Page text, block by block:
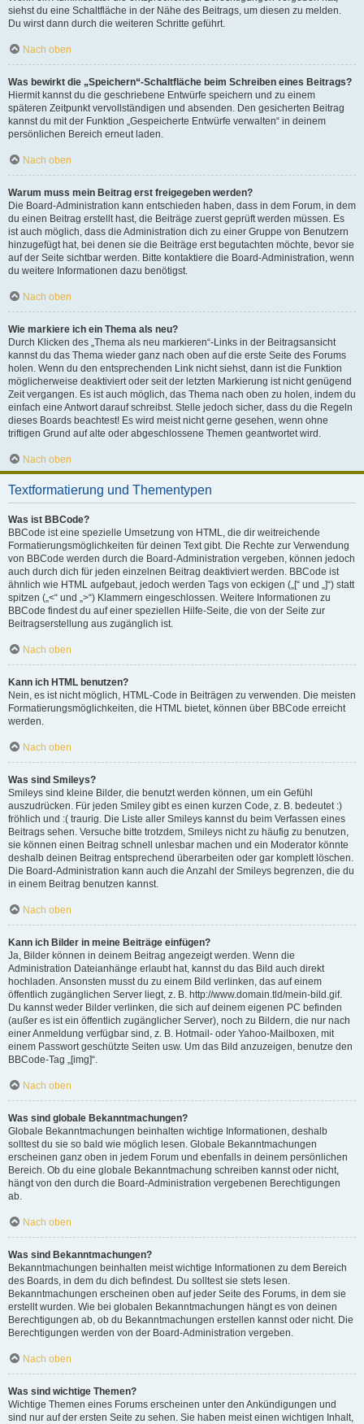
siehst du eine Schaltfläche in der Nähe des Beitrags, um diesen zu melden.
Du wirst dann durch die weiteren Schritte geführt.
Nach oben
Was bewirkt die „Speichern“-Schaltfläche beim Schreiben eines Beitrags?
Hiermit kannst du die geschriebene Entwürfe speichern und zu einem
späteren Zeitpunkt vervollständigen und absenden. Den gesicherten Beitrag
kannst du mit der Funktion „Gespeicherte Entwürfe verwalten“ in deinem
persönlichen Bereich erneut laden.
Nach oben
Warum muss mein Beitrag erst freigegeben werden?
Die Board-Administration kann entschieden haben, dass in dem Forum, in dem
du einen Beitrag erstellt hast, die Beiträge zuerst geprüft werden müssen. Es
ist auch möglich, dass die Administration dich zu einer Gruppe von Benutzern
hinzugefügt hat, bei denen sie die Beiträge erst begutachten möchte, bevor sie
auf der Seite sichtbar werden. Bitte kontaktiere die Board-Administration, wenn
du weitere Informationen dazu benötigst.
Nach oben
Wie markiere ich ein Thema als neu?
Durch Klicken des „Thema als neu markieren“-Links in der Beitragsansicht
kannst du das Thema wieder ganz nach oben auf die erste Seite des Forums
holen. Wenn du den entsprechenden Link nicht siehst, dann ist die Funktion
möglicherweise deaktiviert oder seit der letzten Markierung ist nicht genügend
Zeit vergangen. Es ist auch möglich, das Thema nach oben zu holen, indem du
einfach eine Antwort darauf schreibst. Stelle jedoch sicher, dass du die Regeln
dieses Boards beachtest! Es wird meist nicht gerne gesehen, wenn ohne
triftigen Grund auf alte oder abgeschlossene Themen geantwortet wird.
Nach oben
Textformatierung und Thementypen
Was ist BBCode?
BBCode ist eine spezielle Umsetzung von HTML, die dir weitreichende
Formatierungsmöglichkeiten für deinen Text gibt. Die Rechte zur Verwendung
von BBCode werden durch die Board-Administration vergeben, können jedoch
auch durch dich für jeden einzelnen Beitrag deaktiviert werden. BBCode ist
ähnlich wie HTML aufgebaut, jedoch werden Tags von eckigen („[“ und „]“) statt
spitzen („<“ und „>“) Klammern eingeschlossen. Weitere Informationen zu
BBCode findest du auf einer speziellen Hilfe-Seite, die von der Seite zur
Beitragserstellung aus zugänglich ist.
Nach oben
Kann ich HTML benutzen?
Nein, es ist nicht möglich, HTML-Code in Beiträgen zu verwenden. Die meisten
Formatierungsmöglichkeiten, die HTML bietet, können über BBCode erreicht
werden.
Nach oben
Was sind Smileys?
Smileys sind kleine Bilder, die benutzt werden können, um ein Gefühl
auszudrücken. Für jeden Smiley gibt es einen kurzen Code, z. B. bedeutet :)
fröhlich und :( traurig. Die Liste aller Smileys kannst du beim Verfassen eines
Beitrags sehen. Versuche bitte trotzdem, Smileys nicht zu häufig zu benutzen,
sie können einen Beitrag schnell unlesbar machen und ein Moderator könnte
deshalb deinen Beitrag entsprechend überarbeiten oder gar komplett löschen.
Die Board-Administration kann auch die Anzahl der Smileys begrenzen, die du
in einem Beitrag benutzen kannst.
Nach oben
Kann ich Bilder in meine Beiträge einfügen?
Ja, Bilder können in deinem Beitrag angezeigt werden. Wenn die
Administration Dateianhänge erlaubt hat, kannst du das Bild auch direkt
hochladen. Ansonsten musst du zu einem Bild verlinken, das auf einem
öffentlich zugänglichen Server liegt, z. B. http://www.domain.tld/mein-bild.gif.
Du kannst weder Bilder verlinken, die sich auf deinem eigenen PC befinden
(außer es ist ein öffentlich zugänglicher Server), noch zu Bildern, die nur nach
einer Anmeldung verfügbar sind, z. B. Hotmail- oder Yahoo-Mailboxen, mit
einem Passwort geschützte Seiten usw. Um das Bild anzuzeigen, benutze den
BBCode-Tag „[img]“.
Nach oben
Was sind globale Bekanntmachungen?
Globale Bekanntmachungen beinhalten wichtige Informationen, deshalb
solltest du sie so bald wie möglich lesen. Globale Bekanntmachungen
erscheinen ganz oben in jedem Forum und ebenfalls in deinem persönlichen
Bereich. Ob du eine globale Bekanntmachung schreiben kannst oder nicht,
hängt von den durch die Board-Administration vergebenen Berechtigungen
ab.
Nach oben
Was sind Bekanntmachungen?
Bekanntmachungen beinhalten meist wichtige Informationen zu dem Bereich
des Boards, in dem du dich befindest. Du solltest sie stets lesen.
Bekanntmachungen erscheinen oben auf jeder Seite des Forums, in dem sie
erstellt wurden. Wie bei globalen Bekanntmachungen hängt es von deinen
Berechtigungen ab, ob du Bekanntmachungen erstellen kannst oder nicht. Die
Berechtigungen werden von der Board-Administration vergeben.
Nach oben
Was sind wichtige Themen?
Wichtige Themen eines Forums erscheinen unter den Ankündigungen und
sind nur auf der ersten Seite zu sehen. Sie haben meist einen wichtigen Inhalt,